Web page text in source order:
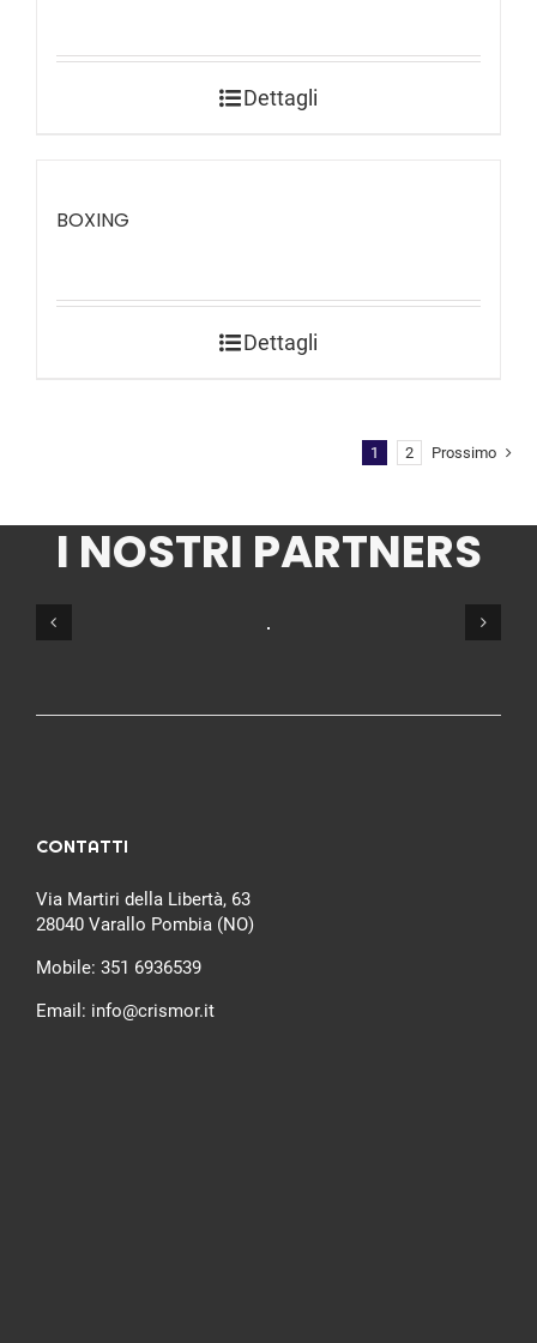
Dettagli
BOXING
Dettagli
1 2 Prossimo
I NOSTRI PARTNERS
CONTATTI
Via Martiri della Libertà, 63
28040 Varallo Pombia (NO)
Mobile: 351 6936539
Email: info@crismor.it